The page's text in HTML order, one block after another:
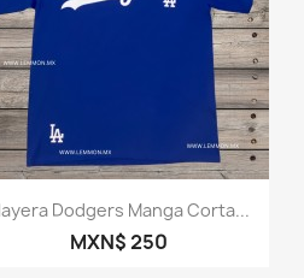
Vista rápida
Dodgers Manga Corta...
MXN$ 250